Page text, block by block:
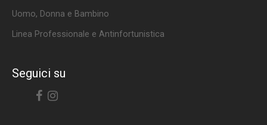
Uomo, Donna e Bambino
Linea Professionale e Antinfortunistica
Seguici su